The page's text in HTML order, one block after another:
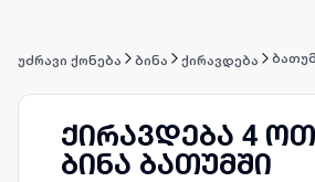
უძრავი ქონება ბინა ქირავდება
ქირავდება 4
ბინა ბათუმში